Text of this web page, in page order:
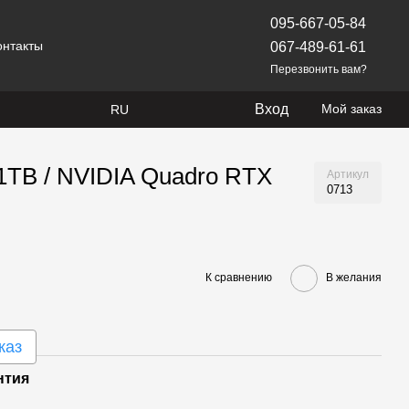
095-667-05-84
067-489-61-61
Перезвонить вам?
RU Вход Мой заказ
/ NVIDIA Quadro RTX
Артикул
0713
К сравнению В желания